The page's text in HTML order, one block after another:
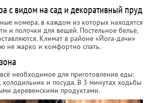
с видом на сад и декоративный пруд
номера, в каждом из которых находятся
и полочки для вещей. Постельное бельё,
Климат в районе «Йога-дачи»
не жарко и комфортно спать.
необходимое для приготовления еды:
холодильник и посуда. В 3 минутах ходьбы
деревенскими продуктами.